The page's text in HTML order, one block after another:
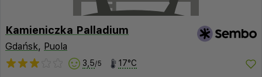
Kamieniczka Palladium
Gdańsk, Puola
3,5/5 17°C